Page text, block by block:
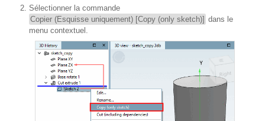
Sélectionner la commande
Copier (Esquisse uniquement) [Copy (only sketch)] dans le
menu contextuel.